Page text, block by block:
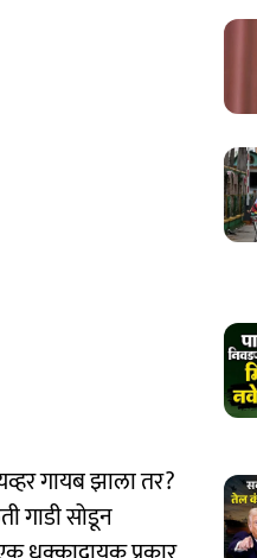
गायब झाला तर?
गाडी सोडून